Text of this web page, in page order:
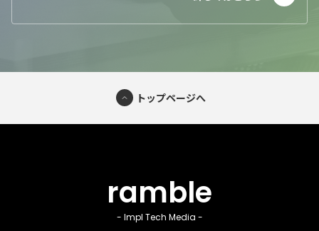
トップページへ
ramble
- Impl Tech Media -